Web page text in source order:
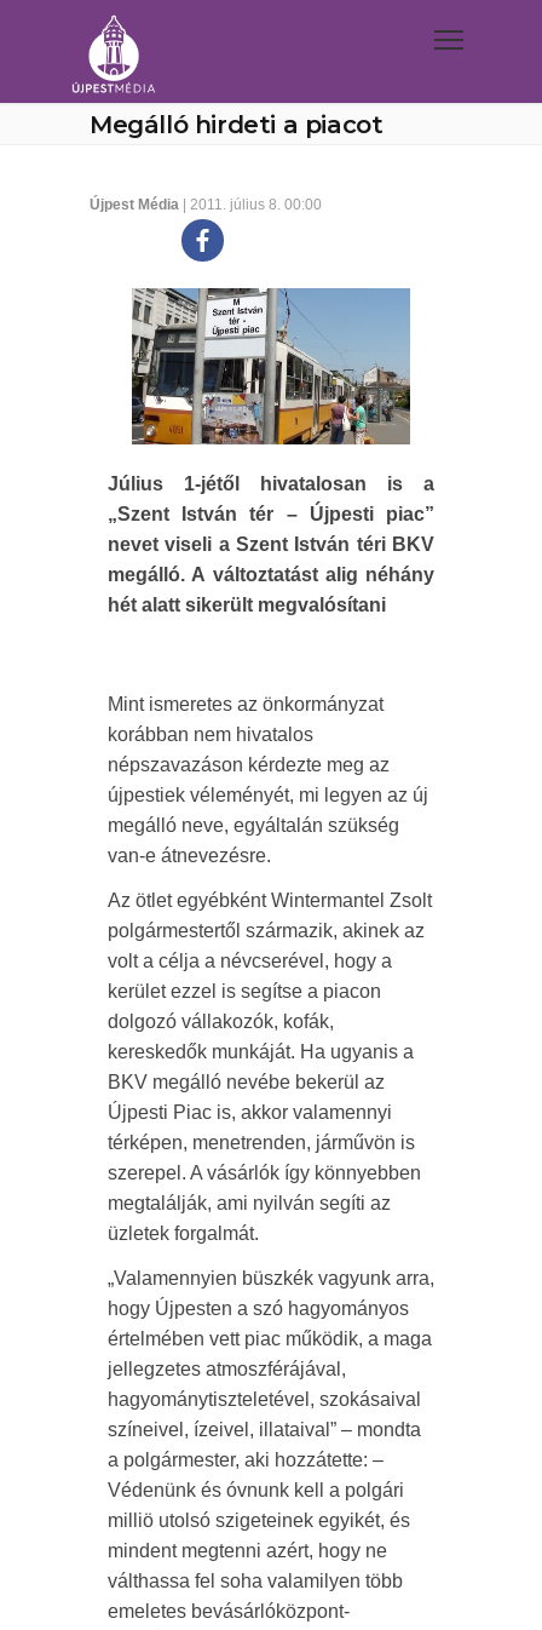
Megálló hirdeti a piacot
Újpest Média | 2011. július 8. 00:00
Július 1-jétől hivatalosan is a
„Szent István tér – Újpesti piac”
nevet viseli a Szent István téri BKV
megálló. A változtatást alig néhány
hét alatt sikerült megvalósítani
Mint ismeretes az önkormányzat
korábban nem hivatalos
népszavazáson kérdezte meg az
újpestiek véleményét, mi legyen az új
megálló neve, egyáltalán szükség
van-e átnevezésre.
Az ötlet egyébként Wintermantel Zsolt
polgármestertől származik, akinek az
volt a célja a névcserével, hogy a
kerület ezzel is segítse a piacon
dolgozó vállakozók, kofák,
kereskedők munkáját. Ha ugyanis a
BKV megálló nevébe bekerül az
Újpesti Piac is, akkor valamennyi
térképen, menetrenden, járművön is
szerepel. A vásárlók így könnyebben
megtalálják, ami nyilván segíti az
üzletek forgalmát.
„Valamennyien büszkék vagyunk arra,
hogy Újpesten a szó hagyományos
értelmében vett piac működik, a maga
jellegzetes atmoszférájával,
hagyománytiszteletével, szokásaival
színeivel, ízeivel, illataival” – mondta
a polgármester, aki hozzátette: –
Védenünk és óvnunk kell a polgári
milliö utolsó szigeteinek egyikét, és
mindent megtenni azért, hogy ne
válthassa fel soha valamilyen több
emeletes bevásárlóközpont-